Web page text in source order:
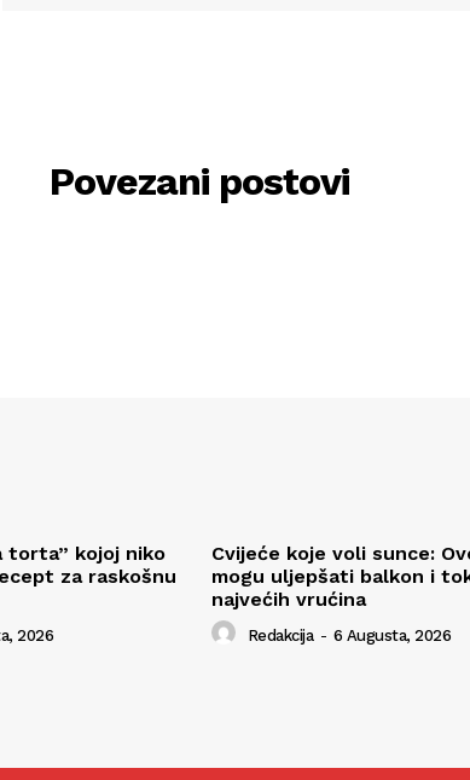
Povezani postovi
torta” kojoj niko
za raskošnu
2026
Cvijeće koje voli sunce:
mogu uljepšati balkon i
najvećih vrućina
Redakcija - 6 Augusta, 2026